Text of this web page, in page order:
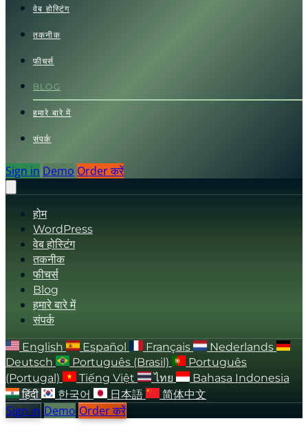
वेब होस्टिंग
तकनीक
फीचर्स
BLOG
हमारे बारे में
संपर्क
Sign in Demo Order करें
होम
WordPress
वेब होस्टिंग
तकनीक
फीचर्स
Blog
हमारे बारे में
संपर्क
English Español Français
Nederlands
Deutsch
Português (Brasil)
Português
(Portugal)
Tiếng Việt ไทย
Bahasa Indonesia
हिंदी
한국어 日本語 简体中文
Sign in Demo Order करें